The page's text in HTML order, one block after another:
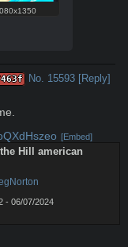
No. 15593 [Reply]
[Embed]
Hill american
- 06/07/2024